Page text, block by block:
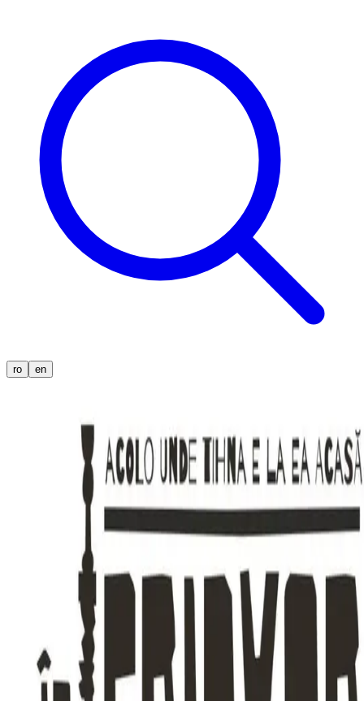
ro en